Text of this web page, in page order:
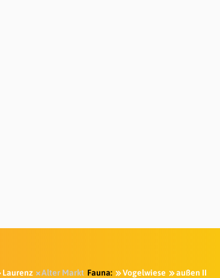
Laurenz Alter Markt Fauna: Vogelwiese
außen II